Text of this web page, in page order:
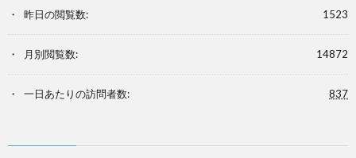
1523
昨日の閲覧数:
14872
月別閲覧数:
837
一日あたりの訪問者数: